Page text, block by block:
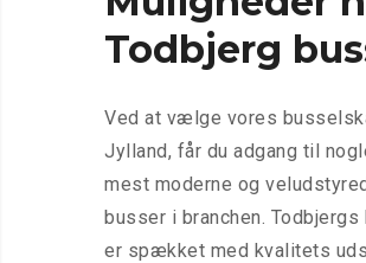
Todbjerg
Ved at vælge vores
Jylland, får du adgang til
mest moderne og
busser i branchen. Todbjergs
er spækket med kvalitets